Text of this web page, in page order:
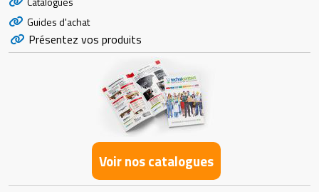
Guides d'achat
Présentez vos produits
Voir nos catalogues